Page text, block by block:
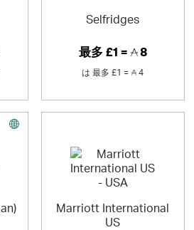
Selfridges
最多 £1 = 8
は 最多 £1 = 4
Marriott International
US